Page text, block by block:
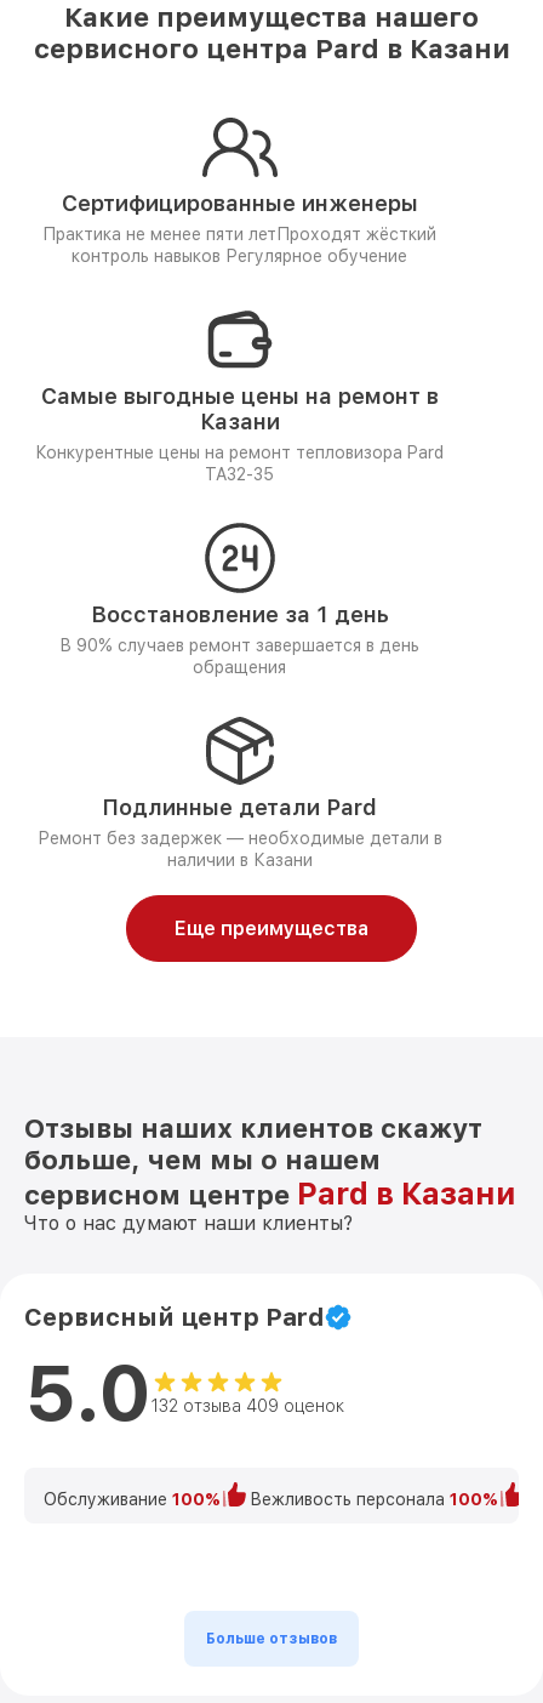
Какие преимущества нашего
сервисного центра Pard в Казани
Сертифицированные инженеры
Практика не менее пяти лет Проходят жёсткий
контроль навыков Регулярное обучение
Самые выгодные цены на ремонт в
Казани
Конкурентные цены на ремонт тепловизора Pard
TA32-35
Восстановление за 1 день
В 90% случаев ремонт завершается в день
обращения
Подлинные детали Pard
Ремонт без задержек — необходимые детали в
наличии в Казани
Еще преимущества
Отзывы наших клиентов скажут
больше, чем мы о нашем
сервисном центре Pard в Казани
Что о нас думают наши клиенты?
Сервисный центр Pard
5.0 132 отзыва 409 оценок
Обслуживание 100% Вежливость персонала 100%
Больше отзывов